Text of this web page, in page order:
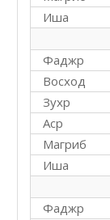
Иша
Фаджр
Восход
Зухр
Аср
Магриб
Иша
Фаджр